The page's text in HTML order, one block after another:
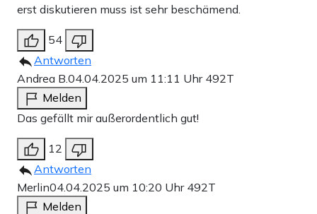
erst diskutieren muss ist sehr beschämend.
54
Antworten
Andrea B. 04.04.2025 um 11:11 Uhr 492T
Melden
Das gefällt mir außerordentlich gut!
12
Antworten
Merlin04.04.2025 um 10:20 Uhr 492T
Melden